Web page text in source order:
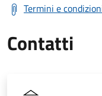
Termini e
Contatti